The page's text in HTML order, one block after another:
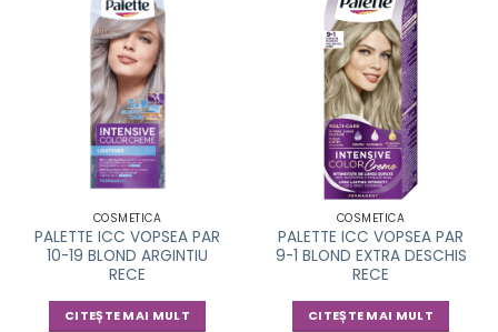
COSMETICA
PALETTE ICC VOPSEA PAR
10-19 BLOND ARGINTIU
RECE
CITEȘTE MAI MULT
COSMETICA
PALETTE ICC VOPSEA PAR
9-1 BLOND EXTRA DESCHIS
RECE
CITEȘTE MAI MULT